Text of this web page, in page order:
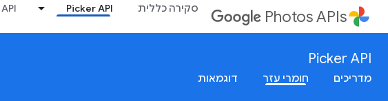
Photos APIs סקירה כללית Picker API
Picker API
מדריכים חומרי עזר דוגמאות